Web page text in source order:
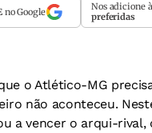
no Google Nos adicione
preferidas
o Atlético-MG
não aconteceu.
a vencer o arqui-rival,